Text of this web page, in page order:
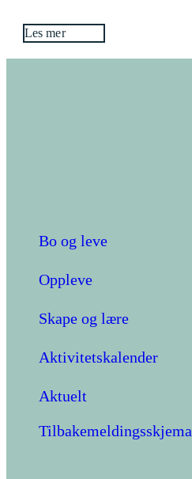
Les mer
Bo og leve
Oppleve
Skape og lære
Aktivitetskalender
Aktuelt
Tilbakemeldingsskjema